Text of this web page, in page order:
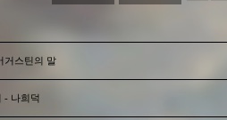
거스틴의 말
- 나희덕